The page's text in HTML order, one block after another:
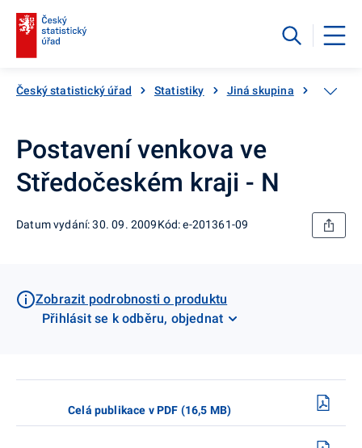
Český statistický úřad Statistiky Jiná skupina
Postavení venkova ve
Středočeském kraji - N
Datum vydání: 30. 09. 2009Kód: e-201361-09
Zobrazit podrobnosti o produktu
Přihlásit se k odběru, objednat
Celá publikace v PDF (16,5 MB)